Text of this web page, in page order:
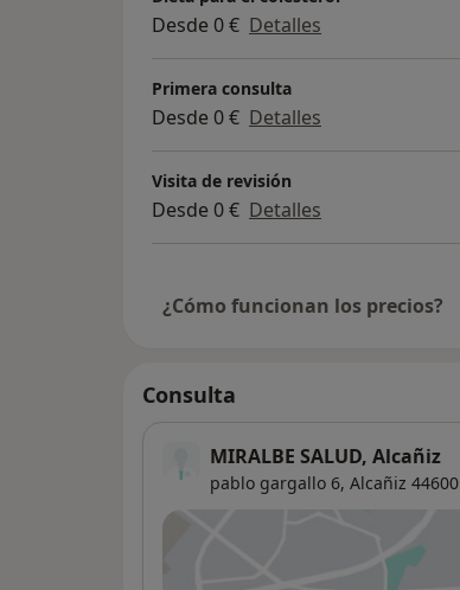
Desde 0 € Detalles
Primera consulta
Desde 0 € Detalles
Visita de revisión
Desde 0 € Detalles
¿Cómo funcionan los precios?
Consulta
MIRALBE SALUD, Alcañiz
pablo gargallo 6, Alcañiz 44600